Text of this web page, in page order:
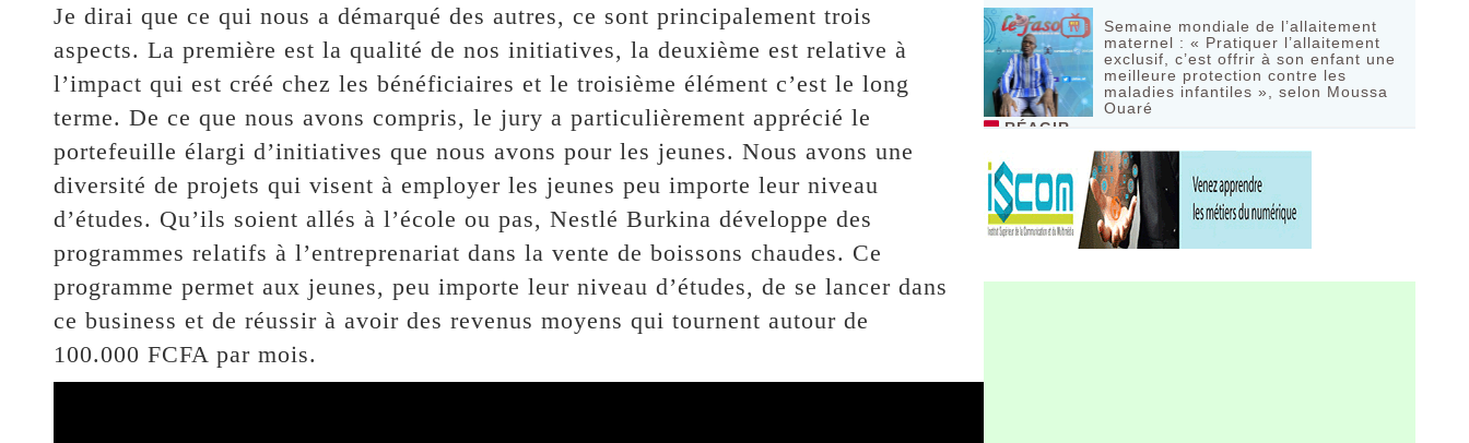
Je dirai que ce qui nous a démarqué des autres, ce sont principalement trois
aspects. La première est la qualité de nos initiatives, la deuxième est relative à
l’impact qui est créé chez les bénéficiaires et le troisième élément c’est le long
terme. De ce que nous avons compris, le jury a particulièrement apprécié le
portefeuille élargi d’initiatives que nous avons pour les jeunes. Nous avons une
diversité de projets qui visent à employer les jeunes peu importe leur niveau
d’études. Qu’ils soient allés à l’école ou pas, Nestlé Burkina développe des
programmes relatifs à l’entreprenariat dans la vente de boissons chaudes. Ce
programme permet aux jeunes, peu importe leur niveau d’études, de se lancer dans
ce business et de réussir à avoir des revenus moyens qui tournent autour de
100.000 FCFA par mois.
Semaine mondiale de l’allaitement
maternel : « Pratiquer l’allaitement
exclusif, c’est offrir à son enfant une
meilleure protection contre les
maladies infantiles », selon Moussa
Ouaré
RÉAGIR